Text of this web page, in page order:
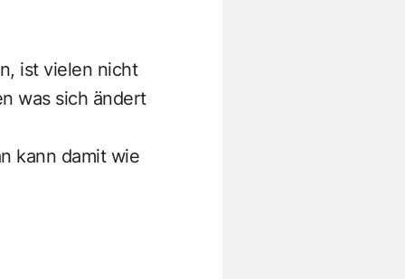
ist vielen nicht
was sich ändert
kann damit wie